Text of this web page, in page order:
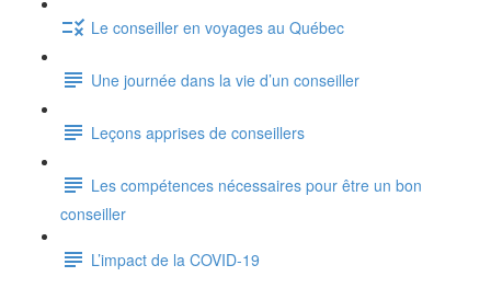
Le conseiller en voyages au Québec
Une journée dans la vie d’un conseiller
Leçons apprises de conseillers
Les compétences nécessaires pour être un bon
conseiller
L’impact de la COVID-19